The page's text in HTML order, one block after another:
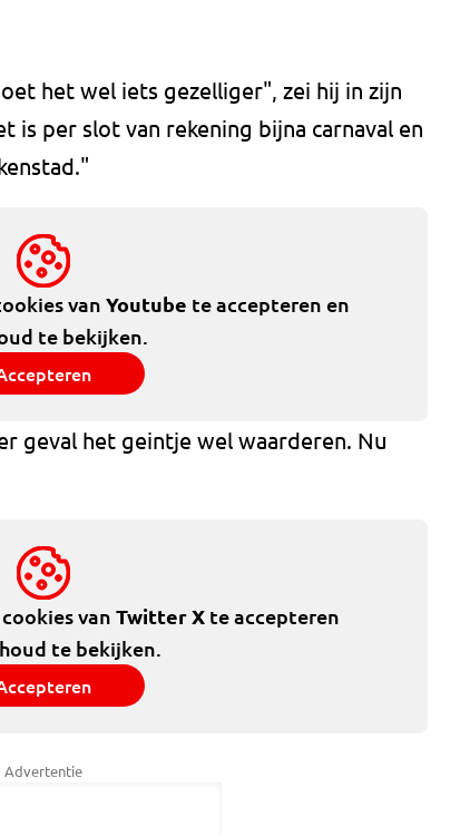
het wel iets gezelliger", zei hij in zijn
is per slot van rekening bijna carnaval en
van Youtube te accepteren en
te bekijken.
geval het geintje wel waarderen. Nu
van Twitter Xte accepteren
te bekijken.
Advertentie